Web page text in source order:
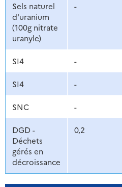
Sels naturel
d'uranium
(100g nitrate
uranyle)
-
SI4 -
SI4 -
SNC -
DGD -
Déchets
gérés en
décroissance
0,2